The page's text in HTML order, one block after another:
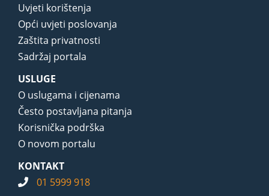
Uvjeti korištenja
Opći uvjeti poslovanja
Zaštita privatnosti
Sadržaj portala
USLUGE
O uslugama i cijenama
Često postavljana pitanja
Korisnička podrška
O novom portalu
KONTAKT
01 5999 918